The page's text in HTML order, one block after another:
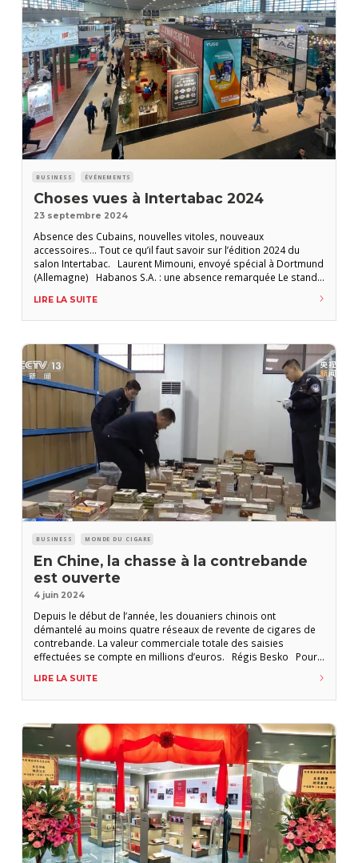
BUSINESS ÉVÉNEMENTS
Choses vues à Intertabac 2024
23 septembre 2024
Absence des Cubains, nouvelles vitoles, nouveaux
accessoires… Tout ce qu’il faut savoir sur l’édition 2024 du
salon Intertabac. Laurent Mimouni, envoyé spécial à Dortmund
(Allemagne) Habanos S.A. : une absence remarquée Le stand
Dortmund était… un stand absent, celui de Habanos S.A. La
foire (réservée aux professionnels) s’est
LIRE LA SUITE
BUSINESS MONDE DU CIGARE
En Chine, la chasse à la contrebande
est ouverte
4 juin 2024
Depuis le début de l’année, les douaniers chinois ont
démantelé au moins quatre réseaux de revente de cigares de
contrebande. La valeur commerciale totale des saisies
effectuées se compte en millions d’euros. Régis Besko Pour
maux. Notamment parce qu’elle siphonnerait un marché du
cigare cubain déjà exsangue
LIRE LA SUITE